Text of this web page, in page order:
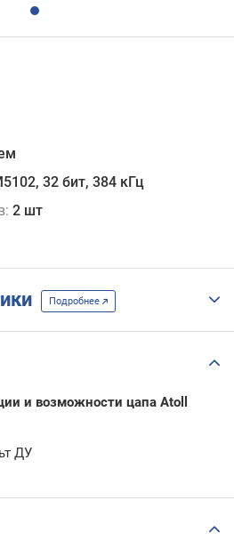
32 бит, 384 кГц
2 шт
Подробнее
и возможности цапа Atoll
ДУ